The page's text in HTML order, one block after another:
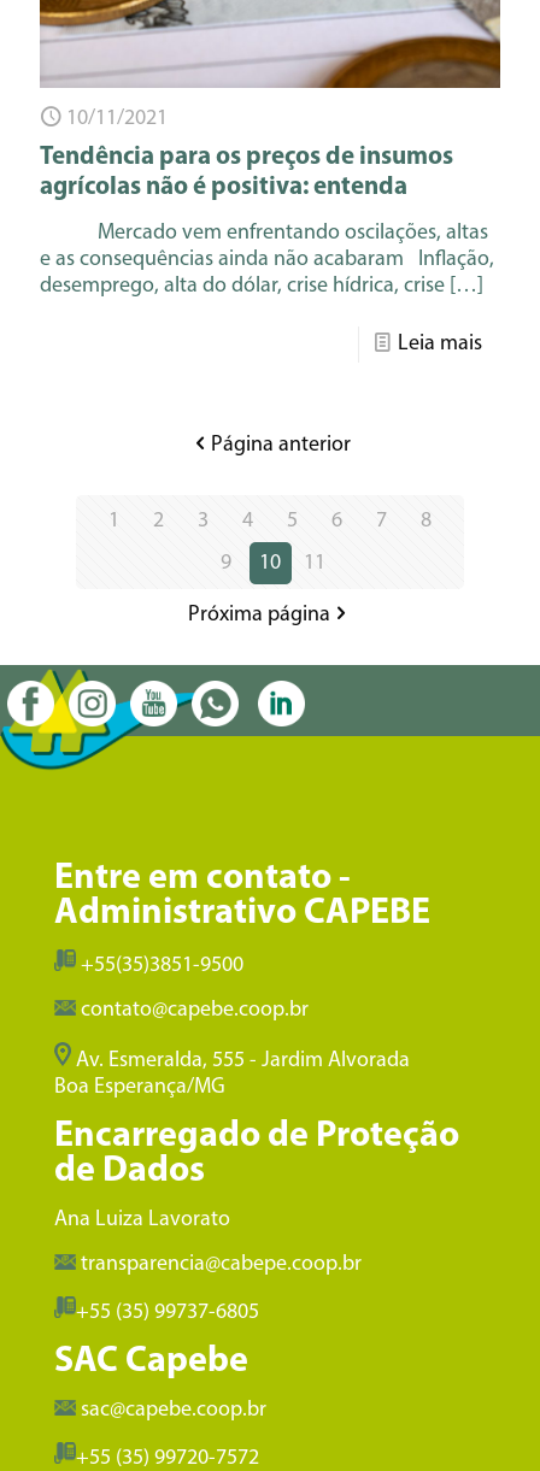
10/11/2021
Tendência para os preços de insumos
agrícolas não é positiva: entenda
Mercado vem enfrentando oscilações, altas
e as consequências ainda não acabaram Inflação,
desemprego, alta do dólar, crise hídrica, crise […]
Leia mais
Página anterior
1 2 3 4 5 6 7
8
9
10 11
Próxima página
Entre em contato -
Administrativo CAPEBE
+55(35)3851-9500
contato@capebe.coop.br
Av. Esmeralda, 555 - Jardim Alvorada
Boa Esperança/MG
Encarregado de Proteção
de Dados
Ana Luiza Lavorato
transparencia@cabepe.coop.br
+55 (35) 99737-6805
SAC Capebe
sac@capebe.coop.br
+55 (35) 99720-7572